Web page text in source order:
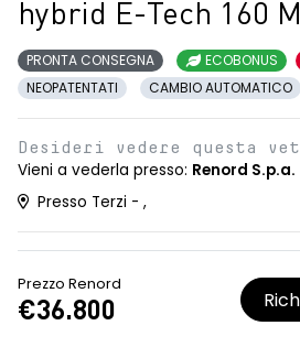
hybrid E-Tech 160
PRONTA CONSEGNA ECOBONUS
NEOPATENTATI
CAMBIO AUTOMATICO
Desideri vedere questa
Vieni a vederla presso: Renord S.p.a.
Presso Terzi - ,
Prezzo Renord
€36.800